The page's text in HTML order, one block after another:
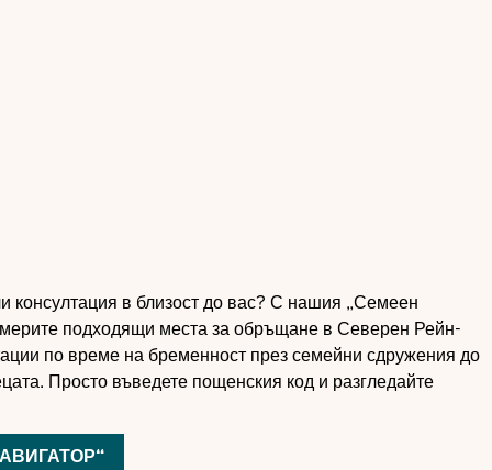
консултация в близост до вас? С нашия „Семеен
подходящи места за обръщане в Северен Рейн-
по време на бременност през семейни сдружения до
Просто въведете пощенския код и разгледайте